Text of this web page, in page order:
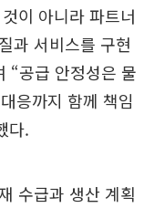
이 아니라 파트너
과 서비스를 구현
“공급 안정성은 물
응까지 함께 책임
다.
수급과 생산 계획